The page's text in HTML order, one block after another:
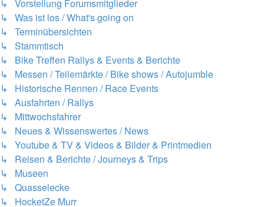
↳ Vorstellung Forumsmitglieder
↳ Was ist los / What's going on
↳ Terminübersichten
↳ Stammtisch
↳ Bike Treffen Rallys & Events & Berichte
↳ Messen / Teilemärkte / Bike shows / Autojumble
↳ Historische Rennen / Race Events
↳ Ausfahrten / Rallys
↳ Mittwochsfahrer
↳ Neues & Wissenswertes / News
↳ Youtube & TV & Videos & Bilder & Printmedien
↳ Reisen & Berichte / Journeys & Trips
↳ Museen
↳ Quasselecke
↳ HocketZe Murr